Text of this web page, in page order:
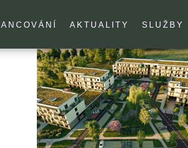
AKTUALITY SLUŽBY